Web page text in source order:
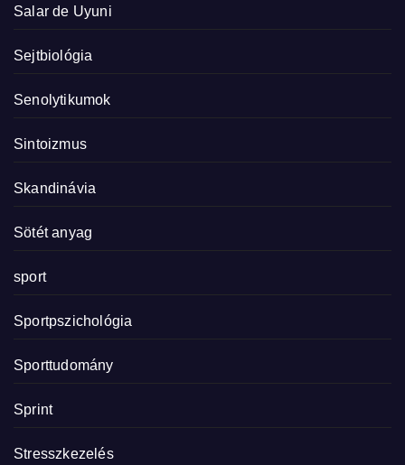
Salar de Uyuni
Sejtbiológia
Senolytikumok
Sintoizmus
Skandinávia
Sötét anyag
sport
Sportpszichológia
Sporttudomány
Sprint
Stresszkezelés